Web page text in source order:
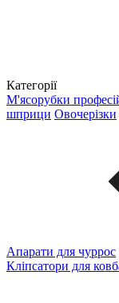
Категорії
М'ясорубки
шприци Овочерізки
Апарати для чуррос
Кліпсатори для